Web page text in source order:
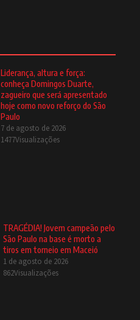
Liderança, altura e força:
conheça Domingos Duarte,
zagueiro que será apresentado
hoje como novo reforço do São
Paulo
7 de agosto de 2026
1477Visualizações
TRAGÉDIA! Jovem campeão pelo
São Paulo na base é morto a
tiros em torneio em Maceió
1 de agosto de 2026
862Visualizações